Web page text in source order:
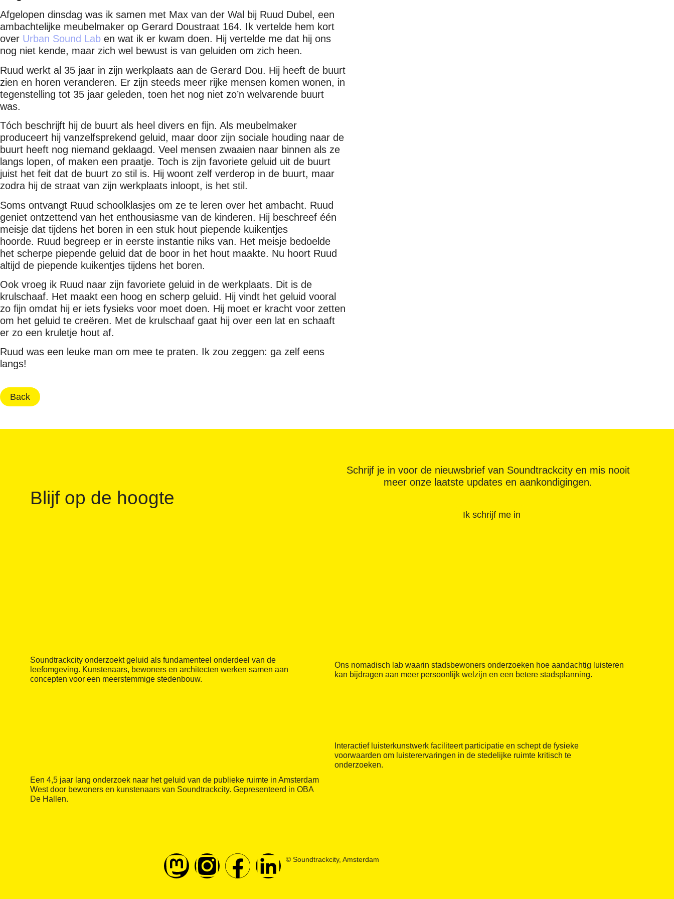
Afgelopen dinsdag was ik samen met Max van der Wal bij Ruud Dubel, een
ambachtelijke meubelmaker op Gerard Doustraat 164. Ik vertelde hem kort
over Urban Sound Lab en wat ik er kwam doen. Hij vertelde me dat hij ons
nog niet kende, maar zich wel bewust is van geluiden om zich heen.
Ruud werkt al 35 jaar in zijn werkplaats aan de Gerard Dou. Hij heeft de buurt
zien en horen veranderen. Er zijn steeds meer rijke mensen komen wonen, in
tegenstelling tot 35 jaar geleden, toen het nog niet zo’n welvarende buurt
was.
Tóch beschrijft hij de buurt als heel divers en fijn. Als meubelmaker
produceert hij vanzelfsprekend geluid, maar door zijn sociale houding naar de
buurt heeft nog niemand geklaagd. Veel mensen zwaaien naar binnen als ze
langs lopen, of maken een praatje. Toch is zijn favoriete geluid uit de buurt
juist het feit dat de buurt zo stil is. Hij woont zelf verderop in de buurt, maar
zodra hij de straat van zijn werkplaats inloopt, is het stil.
Soms ontvangt Ruud schoolklasjes om ze te leren over het ambacht. Ruud
geniet ontzettend van het enthousiasme van de kinderen. Hij beschreef één
meisje dat tijdens het boren in een stuk hout piepende kuikentjes
hoorde. Ruud begreep er in eerste instantie niks van. Het meisje bedoelde
het scherpe piepende geluid dat de boor in het hout maakte. Nu hoort Ruud
altijd de piepende kuikentjes tijdens het boren.
Ook vroeg ik Ruud naar zijn favoriete geluid in de werkplaats. Dit is de
krulschaaf. Het maakt een hoog en scherp geluid. Hij vindt het geluid vooral
zo fijn omdat hij er iets fysieks voor moet doen. Hij moet er kracht voor zetten
om het geluid te creëren. Met de krulschaaf gaat hij over een lat en schaaft
er zo een kruletje hout af.
Ruud was een leuke man om mee te praten. Ik zou zeggen: ga zelf eens
langs!
Back
Blijf op de hoogte
Schrijf je in voor de nieuwsbrief van Soundtrackcity en mis nooit
meer onze laatste updates en aankondigingen.
Ik schrijf me in
Soundtrackcity onderzoekt geluid als fundamenteel onderdeel van de
leefomgeving. Kunstenaars, bewoners en architecten werken samen aan
concepten voor een meerstemmige stedenbouw.
Ons nomadisch lab waarin stadsbewoners onderzoeken hoe aandachtig luisteren
kan bijdragen aan meer persoonlijk welzijn en een betere stadsplanning.
Een 4,5 jaar lang onderzoek naar het geluid van de publieke ruimte in Amsterdam
West door bewoners en kunstenaars van Soundtrackcity. Gepresenteerd in OBA
De Hallen.
Interactief luisterkunstwerk faciliteert participatie en schept de fysieke
voorwaarden om luisterervaringen in de stedelijke ruimte kritisch te
onderzoeken.
© Soundtrackcity, Amsterdam